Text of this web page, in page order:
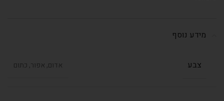
מידע נוסף
צבע אדום, אפור, כתום